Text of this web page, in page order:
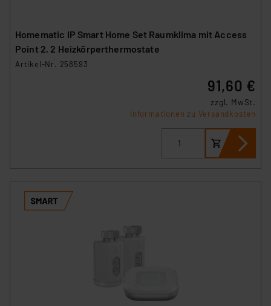
Homematic IP Smart Home Set Raumklima mit Access
Point 2, 2 Heizkörperthermostate
Artikel-Nr. 258593
91,60 €
zzgl. MwSt.
Informationen zu Versandkosten